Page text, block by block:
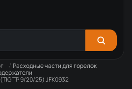
Расходные части для горелок
TP 9/20/25) JFK0932